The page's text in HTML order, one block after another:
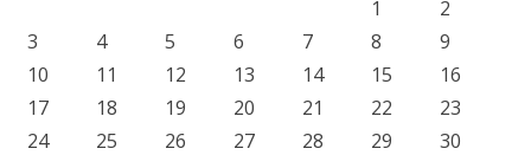
1
2
3
4 5 6 7 8
9
10
11 12 13 14 15
16
17
18 19 20 21 22
23
24
25 26 27 28 29
30